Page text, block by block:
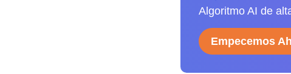
Algoritmo AI de
Empecemos